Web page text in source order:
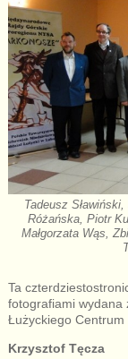
Tadeusz
Różańska, Piotr
Małgorzata Wąs,
Ta
fotografiami wydana
Łużyckiego Centrum
Krzysztof Tęcza